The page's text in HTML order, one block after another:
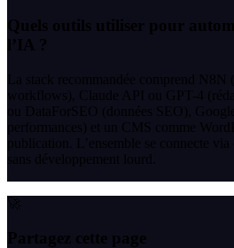
Quels outils utiliser pour
l’IA ?
La stack recommandée comprend N8N
workflows), Claude API ou GPT-4
ou DataForSEO (données SEO),
performances) et un CMS comme
publication. L’ensemble se connecte via
sans développement lourd.
🚀
Partagez cette page